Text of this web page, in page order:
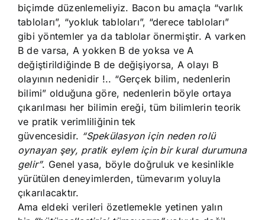
biçimde düzenlemeliyiz. Bacon bu amaçla “varlık
tabloları”, “yokluk tabloları”, “derece tabloları”
gibi yöntemler ya da tablolar önermiştir. A varken
B de varsa, A yokken B de yoksa ve A
değiştirildiğinde B de değişiyorsa, A olayı B
olayının nedenidir !.. “Gerçek bilim, nedenlerin
bilimi” olduğuna göre, nedenlerin böyle ortaya
çıkarılması her bilimin ereği, tüm bilimlerin teorik
ve pratik verimliliğinin tek
güvencesidir. “Spekülasyon için neden rolü
oynayan şey, pratik eylem için bir kural durumuna
gelir”. Genel yasa, böyle doğruluk ve kesinlikle
yürütülen deneyimlerden, tümevarım yoluyla
çıkarılacaktır.
Ama eldeki verileri özetlemekle yetinen yalın